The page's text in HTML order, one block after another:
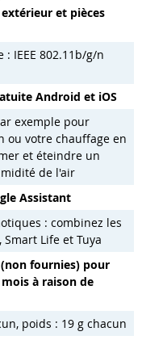
et pièces
IEEE 802.11b/g/n
Android et iOS
exemple pour
ou votre chauffage en
et éteindre un
de l'air
Assistant
: combinez les
Smart Life et Tuya
fournies) pour
à raison de
poids : 19 g chacun